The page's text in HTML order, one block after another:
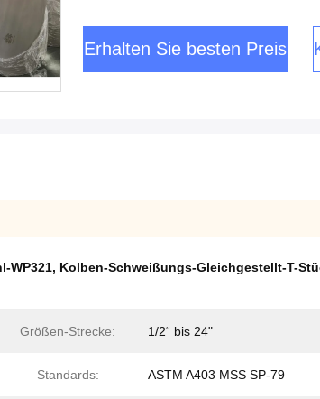
Erhalten Sie besten Preis
WP321, Kolben-Schweißungs-Gleichgestellt-T-
Größen-Strecke: 1/2“ bis 24"
Standards: ASTM A403 MSS SP-79